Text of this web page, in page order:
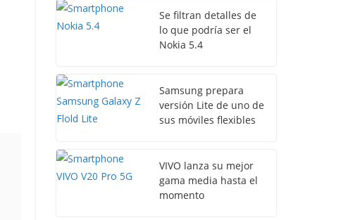
Se filtran detalles de
lo que podría ser el
Nokia 5.4
Samsung prepara
versión Lite de uno de
sus móviles flexibles
VIVO lanza su mejor
gama media hasta el
momento